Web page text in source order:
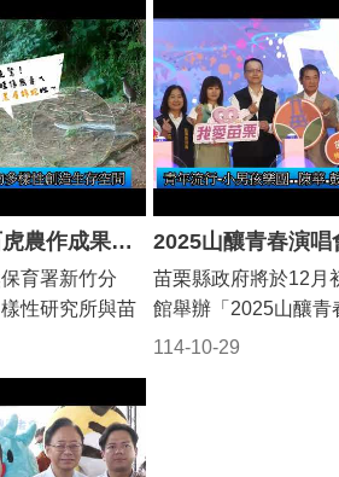
尋根 #新住民
也老少咸宜、
屆時來苗栗逗
的好山好水，
笑哈哈)。 苗
栗耶誕城，受
20萬人次參與
模，並舉辦一
栗耶誕城盛
者會說明活
、立委邱鎮
長林彥甫、多
同啟動象徵節
「2025苗栗耶
現場並邀請知
兄弟」演唱
地掀起旋風之後，第
市。劇中最萌的小黃
2日現身縣府的宣傳
爭相與可愛角色近距
先轟動！客委會主委
鍾東錦偕同來賓，歡
撼的「燈燈國王」和
色，沉浸在生動的童
樂傳承客語。 主辦
午在縣府大廳舉行《
者會，客委會主委古
東錦帶領團隊幹部與
1141111 友善石虎農作成果發表 展現農業 生態共榮(影音新聞)
育署新竹分
性研究所與苗
第一辦公大樓
，並表揚16位
栗區農業改良
114-10-29
苗栗縣政府將於12月
館舉辦「2025山釀青
連續2天邀請眾多超強